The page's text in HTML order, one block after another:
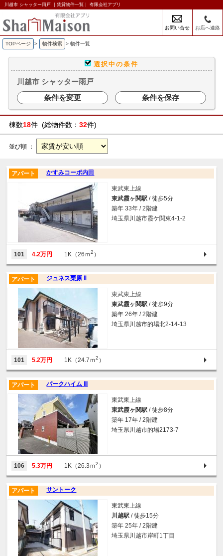
川越市 シャッター雨戸 ｜賃貸物件一覧｜ 有限会社アプリ
お問い合せ お店へ連絡
TOPページ > 物件検索 > 物件一覧
選択中の条件
川越市 シャッター雨戸
条件を変更
条件を保存
棟数18件 (総物件数： 32件)
並び順 ：
かすみコーポ内田
アパート
東武東上線
東武霞ヶ関駅 / 徒歩5分
築年 33年 / 2階建
埼玉県川越市霞ケ関東4-1-2
101 4.2万円 1K（26ｍ2 ）
ジュネス栗原 Ⅱ
アパート
東武東上線
東武霞ヶ関駅 / 徒歩9分
築年 26年 / 2階建
埼玉県川越市的場北2-14-13
101 5.2万円 1K（24.7ｍ2 ）
パークハイム Ⅲ
アパート
東武東上線
東武霞ヶ関駅 / 徒歩8分
築年 17年 / 2階建
埼玉県川越市的場2173-7
106 5.3万円 1K（26.3ｍ2 ）
サントーク
アパート
東武東上線
川越駅 / 徒歩15分
築年 25年 / 2階建
埼玉県川越市岸町1丁目